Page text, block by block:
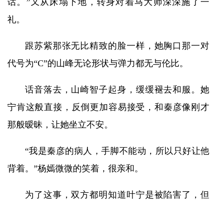
话。”又从床塌下地，转身对着马大师深深施了一
礼。
跟苏紫那张无比精致的脸一样，她胸口那一对
代号为“C”的山峰无论形状与弹力都无与伦比。
话音落去，山崎智子起身，缓缓褪去和服。她
宁肯这般直接，反倒更加容易接受，和秦彦像刚才
那般暧昧，让她坐立不安。
“我是秦彦的病人，手脚不能动，所以只好让他
背着。”杨嫣微微的笑着，很亲和。
为了这事，双方都明知道叶宁是被陷害了，但